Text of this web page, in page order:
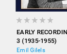
EARLY
3 (1935-1955)
Emil Gilels